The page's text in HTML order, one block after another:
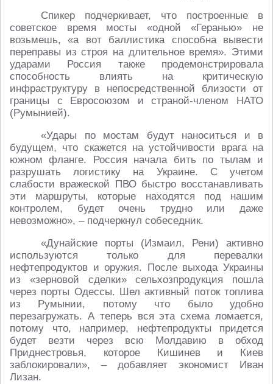
Спикер подчеркивает, что построенные в
советское время мосты «одной «Геранью» не
возьмешь, «а вот баллистика способна вывести
переправы из строя на длительное время». Этими
ударами Россия также продемонстрировала
способность влиять на критическую
инфраструктуру в непосредственной близости от
границы с Евросоюзом и страной-членом НАТО
(Румынией).
«Удары по мостам будут наноситься и в
будущем, что скажется на устойчивости врага на
южном фланге. Россия начала бить по тылам и
разрушать логистику на Украине. С учетом
слабости вражеской ПВО быстро восстанавливать
эти маршруты, которые находятся под нашим
контролем, будет очень трудно или даже
невозможно», – подчеркнул собеседник.
«Дунайские порты (Измаил, Рени) активно
используются только для перевалки
нефтепродуктов и оружия. После выхода Украины
из «зерновой сделки» сельхозпродукция пошла
через порты Одессы. Шел активный поток топлива
из Румынии, потому что было удобно
перезагружать. А теперь вся эта схема ломается,
потому что, например, нефтепродукты придется
будет везти через всю Молдавию в обход
Приднестровья, которое Кишинев и Киев
заблокировали», – добавляет экономист Иван
Лизан.